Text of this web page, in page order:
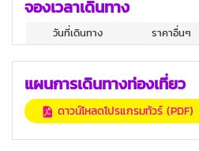
จองเวลาเดินทาง
วันที่เดินทาง ราคาอื่นๆ
แผนการเดินทางท่องเที่ยว
ดาวน์โหลดโปรแกรมทัวร์ (PDF)